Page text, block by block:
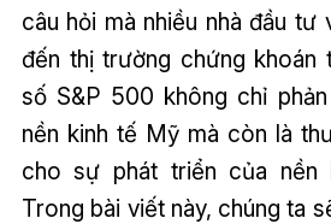
câu hỏi mà nhiều nhà đầu tư
đến thị trường chứng khoán
số S&P 500 không chỉ
nền kinh tế Mỹ mà còn là
cho sự phát triển của nền
Trong bài viết này, chúng ta